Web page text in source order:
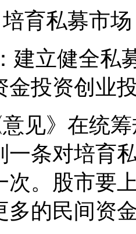
育私募市场
立健全私
金投资创业
》在统筹
一条对培育
次。股市要
多的民间资